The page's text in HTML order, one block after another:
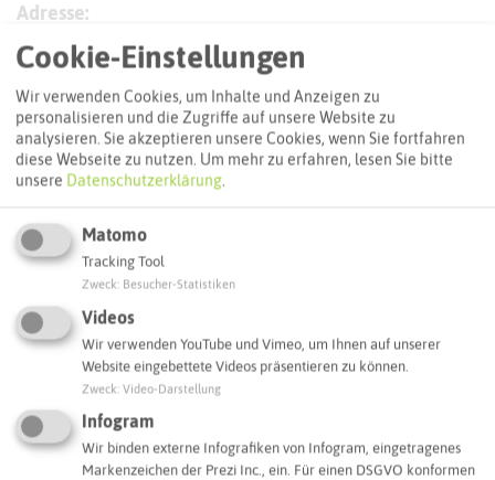
Adresse:
Hallenbad im Sportpark
Parkstraße 41
46236 Bottrop
Webseite
Interaktive Karte
Routenplanung zum Ziel:
ÖPNV-Route finden
Autoroute finden
Cookie-Einstellungen
Wir verwenden Cookies, um Inhalte und Anzeigen zu
personalisieren und die Zugriffe auf unsere Website zu
analysieren. Sie akzeptieren unsere Cookies, wenn Sie fortfahren
diese Webseite zu nutzen. Um mehr zu erfahren, lesen Sie bitte
unsere Datenschutzerklärung.
Matomo
Tracking Tool
Zweck Besucher-Statistiken
Videos
Wir verwenden YouTube und Vimeo, um Ihnen auf unserer
Website eingebettete Videos präsentieren zu können.
Zweck Video-Darstellung
Infogram
Wir binden externe Infografiken von Infogram, eingetragenes
Markenzeichen der Prezi Inc., ein. Für einen DSGVO konformen